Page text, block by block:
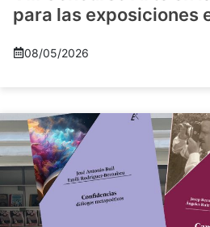
para las exposiciones
08/05/2026